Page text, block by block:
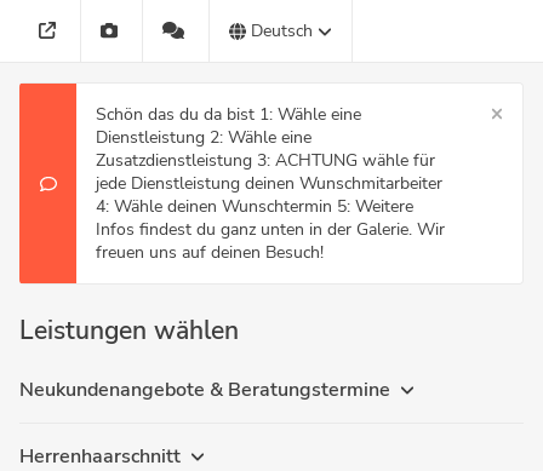
Deutsch
Schön das du da bist 1: Wähle eine
Dienstleistung 2: Wähle eine
Zusatzdienstleistung 3: ACHTUNG wähle für
jede Dienstleistung deinen Wunschmitarbeiter
4: Wähle deinen Wunschtermin 5: Weitere
Infos findest du ganz unten in der Galerie. Wir
freuen uns auf deinen Besuch!
Leistungen wählen
Neukundenangebote & Beratungstermine
Herrenhaarschnitt